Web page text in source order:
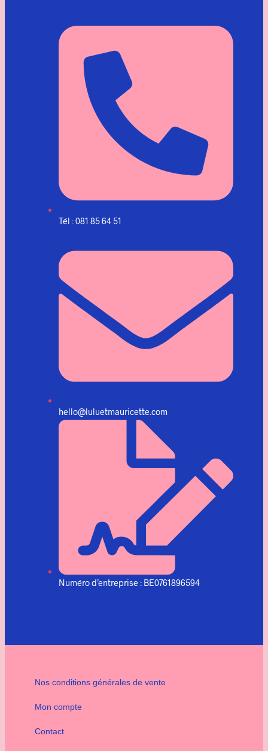
Tél : 081 85 64 51
hello@luluetmauricette.com
Numéro d’entreprise : BE0761896594
Nos conditions générales de vente
Mon compte
Contact